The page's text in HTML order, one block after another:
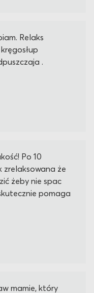
Relaks
.
Po 10
zrelaksowana że
żeby nie spac
pomaga
mamie, który